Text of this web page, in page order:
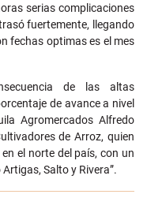
serias complicaciones
fuertemente, llegando
fechas optimas es el mes
de las altas
de avance a nivel
Agromercados Alfredo
de Arroz, quien
el norte del país, con un
Salto y Rivera”.